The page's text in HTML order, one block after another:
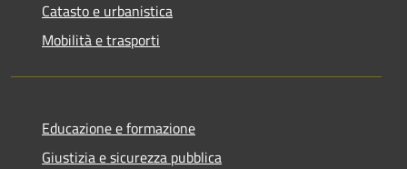
Catasto e urbanistica
Mobilità e trasporti
Educazione e formazione
Giustizia e sicurezza pubblica